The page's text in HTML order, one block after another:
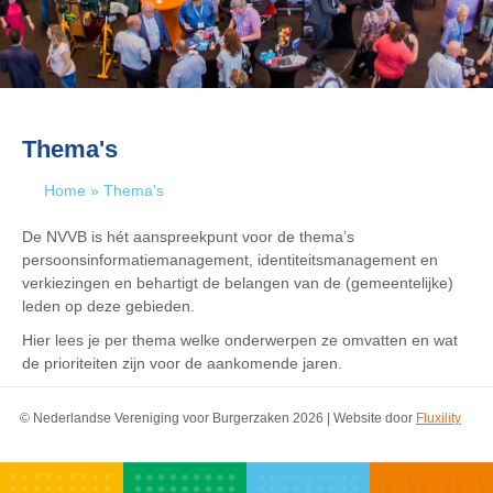
Thema's
Home » Thema's
De NVVB is hét aanspreekpunt voor de thema’s
persoonsinformatiemanagement, identiteitsmanagement en
verkiezingen en behartigt de belangen van de (gemeentelijke)
leden op deze gebieden.
Hier lees je per thema welke onderwerpen ze omvatten en wat
de prioriteiten zijn voor de aankomende jaren.
© Nederlandse Vereniging voor Burgerzaken 2026 | Website door Fluxility